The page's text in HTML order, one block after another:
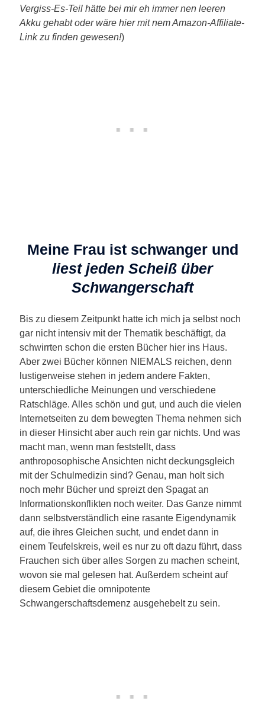
Vergiss-Es-Teil hätte bei mir eh immer nen leeren
Akku gehabt oder wäre hier mit nem Amazon-Affiliate-
Link zu finden gewesen!)
Meine Frau ist schwanger und
liest jeden Scheiß über
Schwangerschaft
Bis zu diesem Zeitpunkt hatte ich mich ja selbst noch
gar nicht intensiv mit der Thematik beschäftigt, da
schwirrten schon die ersten Bücher hier ins Haus.
Aber zwei Bücher können NIEMALS reichen, denn
lustigerweise stehen in jedem andere Fakten,
unterschiedliche Meinungen und verschiedene
Ratschläge. Alles schön und gut, und auch die vielen
Internetseiten zu dem bewegten Thema nehmen sich
in dieser Hinsicht aber auch rein gar nichts. Und was
macht man, wenn man feststellt, dass
anthroposophische Ansichten nicht deckungsgleich
mit der Schulmedizin sind? Genau, man holt sich
noch mehr Bücher und spreizt den Spagat an
Informationskonflikten noch weiter. Das Ganze nimmt
dann selbstverständlich eine rasante Eigendynamik
auf, die ihres Gleichen sucht, und endet dann in
einem Teufelskreis, weil es nur zu oft dazu führt, dass
Frauchen sich über alles Sorgen zu machen scheint,
wovon sie mal gelesen hat. Außerdem scheint auf
diesem Gebiet die omnipotente
Schwangerschaftsdemenz ausgehebelt zu sein.